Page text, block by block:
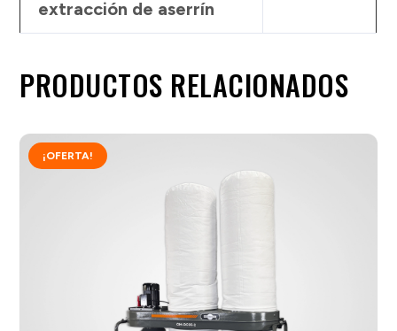
extracción de aserrín
PRODUCTOS RELACIONADOS
¡OFERTA!